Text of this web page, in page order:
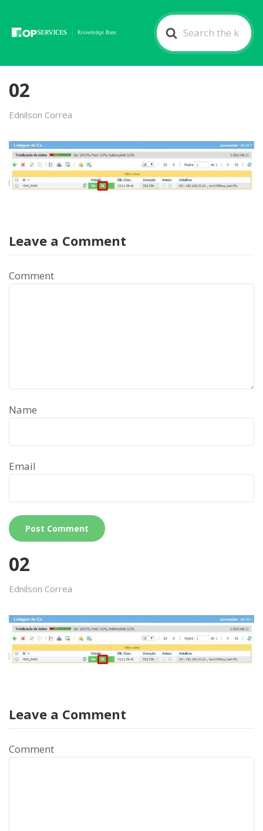
Search
For
02
Ednilson Correa
Leave a Comment
Comment
Name
Email
02
Ednilson Correa
Leave a Comment
Comment